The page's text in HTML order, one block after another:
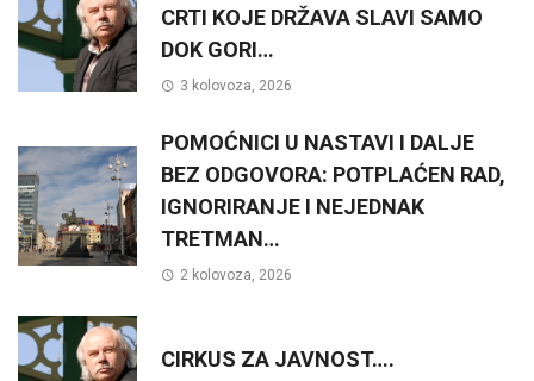
CRTI KOJE DRŽAVA SLAVI SAMO
DOK GORI…
3 kolovoza, 2026
POMOĆNICI U NASTAVI I DALJE
BEZ ODGOVORA: POTPLAĆEN RAD,
IGNORIRANJE I NEJEDNAK
TRETMAN…
2 kolovoza, 2026
CIRKUS ZA JAVNOST….